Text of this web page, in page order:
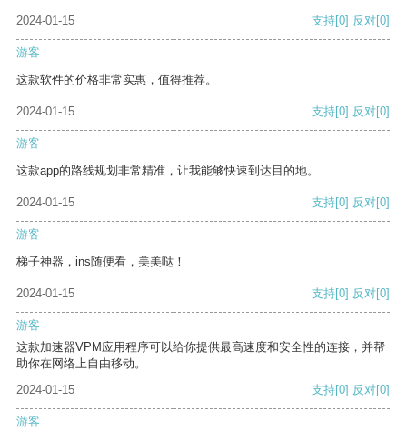
2024-01-15 支持[0] 反对[0]
游客
这款软件的价格非常实惠，值得推荐。
2024-01-15 支持[0] 反对[0]
游客
这款app的路线规划非常精准，让我能够快速到达目的地。
2024-01-15 支持[0] 反对[0]
游客
梯子神器，ins随便看，美美哒！
2024-01-15 支持[0] 反对[0]
游客
这款加速器VPM应用程序可以给你提供最高速度和安全性的连接，并帮
助你在网络上自由移动。
2024-01-15
支持[0] 反对[0]
游客